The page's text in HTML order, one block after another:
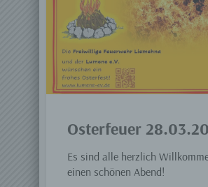
Osterfeuer
Es sind alle herzlich
einen schönen Abend!